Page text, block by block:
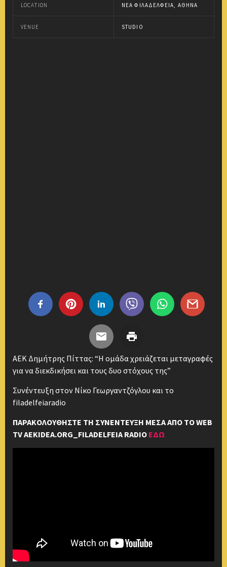
LOCATION ΝΈΑ ΦΙΛΑΔΈΛΦΕΙΑ, ΑΘΉΝΑ
VENUE STUDIO
ΑΕΚ Δημήτρης Πίττας: “Η ομάδα χρειάζεται μεταγραφές
για να διεκδικήσει και τους δυο στόχους της”
Συνέντευξη στον Νίκο Γεωργαντζόγλου και το
filadelfeiaradio
ΠΑΡΑΚΟΛΟΥΘΗΣΤΕ ΤΗ ΣΥΝΕΝΤΕΥΞΗ ΜΕΣΑ ΑΠΟ ΤΟ WEB
TV AEKIDEA.ORG_FILADELFEIA RADIO ΕΔΩ